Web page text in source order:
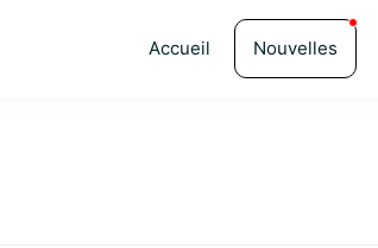
Accueil Nouvelles